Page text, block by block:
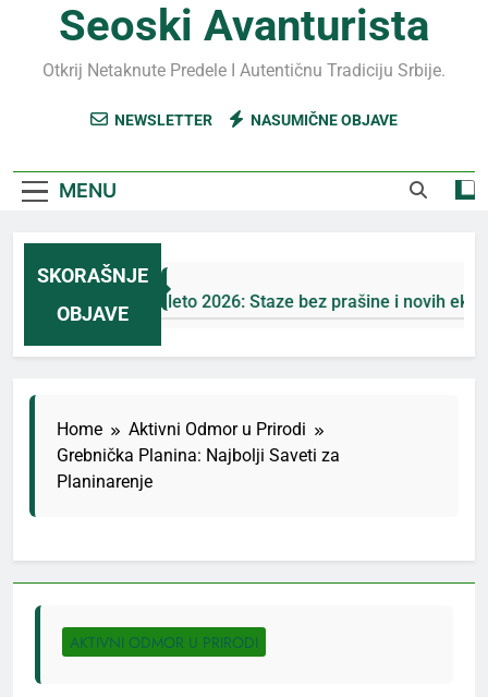
Seoski Avanturista
Otkrij Netaknute Predele I Autentičnu Tradiciju Srbije.
NEWSLETTER NASUMIČNE OBJAVE
MENU
SKORAŠNJE
OBJAVE
Jahorina leto 2026: Staze bez prašine i novih eko-taksi
Home
Aktivni Odmor u Prirodi
Grebnička Planina: Najbolji Saveti za
Planinarenje
AKTIVNI ODMOR U PRIRODI